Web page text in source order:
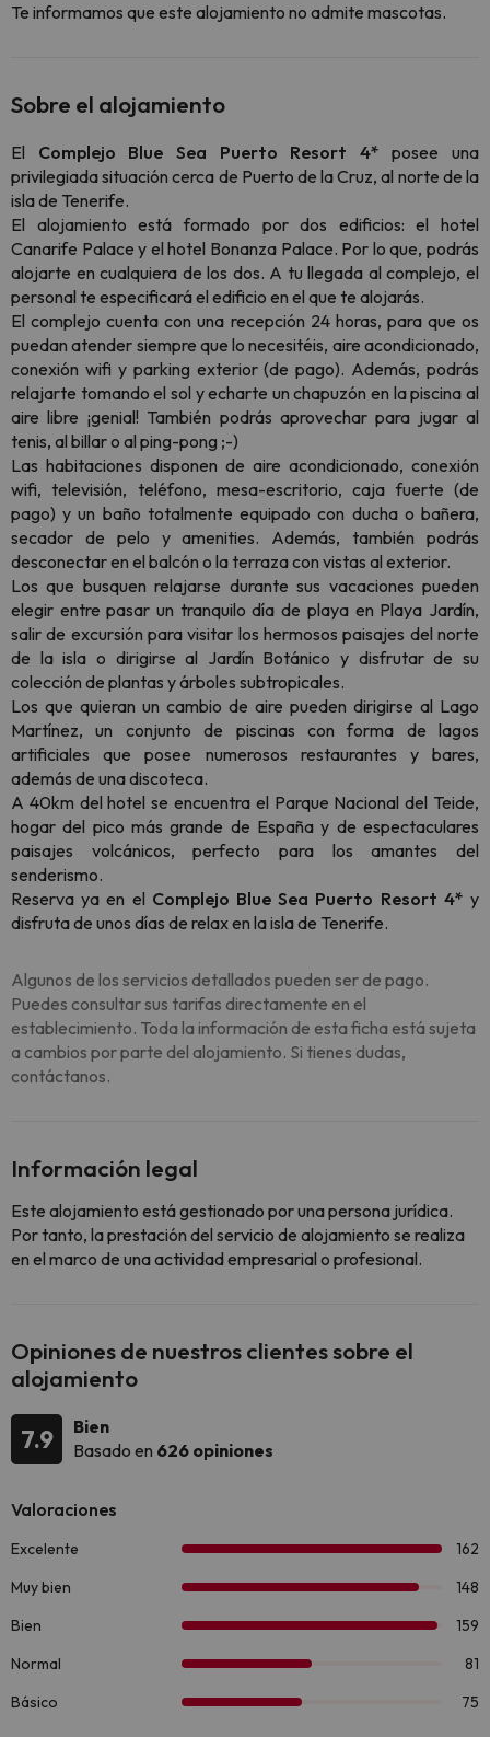
Te informamos que este alojamiento no admite mascotas.
Sobre el alojamiento
El Complejo Blue Sea Puerto Resort 4* posee una
privilegiada situación cerca de Puerto de la Cruz, al norte de la
isla de Tenerife.
El alojamiento está formado por dos edificios: el hotel
Canarife Palace y el hotel Bonanza Palace. Por lo que, podrás
alojarte en cualquiera de los dos. A tu llegada al complejo, el
personal te especificará el edificio en el que te alojarás.
El complejo cuenta con una recepción 24 horas, para que os
puedan atender siempre que lo necesitéis, aire acondicionado,
conexión wifi y parking exterior (de pago). Además, podrás
relajarte tomando el sol y echarte un chapuzón en la piscina al
aire libre ¡genial! También podrás aprovechar para jugar al
tenis, al billar o al ping-pong ;-)
Las habitaciones disponen de aire acondicionado, conexión
wifi, televisión, teléfono, mesa-escritorio, caja fuerte (de
pago) y un baño totalmente equipado con ducha o bañera,
secador de pelo y amenities. Además, también podrás
desconectar en el balcón o la terraza con vistas al exterior.
Los que busquen relajarse durante sus vacaciones pueden
elegir entre pasar un tranquilo día de playa en Playa Jardín,
salir de excursión para visitar los hermosos paisajes del norte
de la isla o dirigirse al Jardín Botánico y disfrutar de su
colección de plantas y árboles subtropicales.
Los que quieran un cambio de aire pueden dirigirse al Lago
Martínez, un conjunto de piscinas con forma de lagos
artificiales que posee numerosos restaurantes y bares,
además de una discoteca.
A 40km del hotel se encuentra el Parque Nacional del Teide,
hogar del pico más grande de España y de espectaculares
paisajes volcánicos, perfecto para los amantes del
senderismo.
Reserva ya en el Complejo Blue Sea Puerto Resort 4* y
disfruta de unos días de relax en la isla de Tenerife.
Algunos de los servicios detallados pueden ser de pago.
Puedes consultar sus tarifas directamente en el
establecimiento. Toda la información de esta ficha está sujeta
a cambios por parte del alojamiento. Si tienes dudas,
contáctanos.
Información legal
Este alojamiento está gestionado por una persona jurídica.
Por tanto, la prestación del servicio de alojamiento se realiza
en el marco de una actividad empresarial o profesional.
Opiniones de nuestros clientes sobre el
alojamiento
7.9
Bien
Basado en 626 opiniones